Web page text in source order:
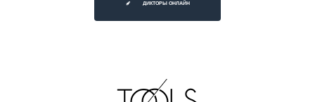
ДИКТОРЫ ОНЛАЙН